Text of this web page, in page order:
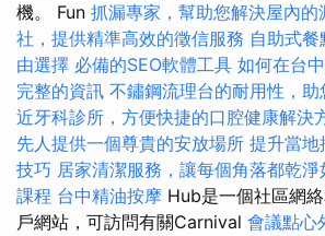
機。 Fun 抓漏專家，幫助您解決屋內的
社，提供精準高效的徵信服務 自助式
由選擇 必備的SEO軟體工具 如何在台
完整的資訊 不鏽鋼流理台的耐用性，
近牙科診所，方便快捷的口腔健康解決
先人提供一個尊貴的安放場所 提升當
技巧 居家清潔服務，讓每個角落都乾淨
課程 台中精油按摩 Hub是一個社區網
戶網站，可訪問有關Carnival 會議點心